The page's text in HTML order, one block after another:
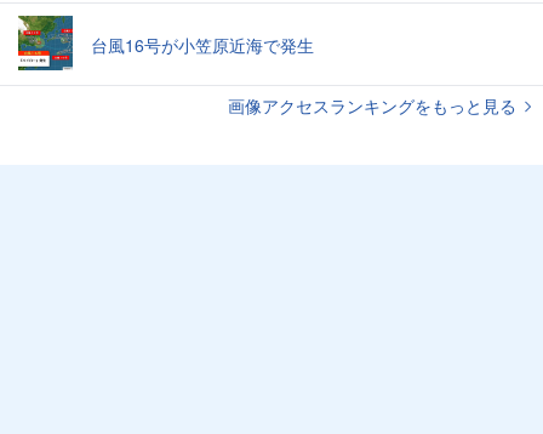
台風16号が小笠原近海で発生
画像アクセスランキングをもっと見る